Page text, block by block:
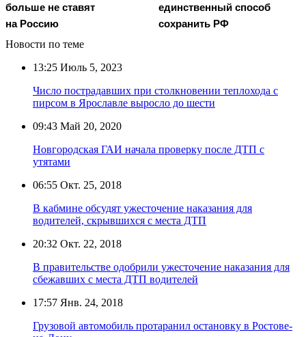
больше не ставят
на Россию
единственный способ
сохранить РФ
Новости по теме
13:25 Июль 5, 2023
Число пострадавших при столкновении теплохода с
пирсом в Ярославле выросло до шести
09:43 Май 20, 2020
Новгородская ГАИ начала проверку после ДТП с
утятами
06:55 Окт. 25, 2018
В кабмине обсудят ужесточение наказания для
водителей, скрывшихся с места ДТП
20:32 Окт. 22, 2018
В правительстве одобрили ужесточение наказания для
сбежавших с места ДТП водителей
17:57 Янв. 24, 2018
Грузовой автомобиль протаранил остановку в Ростове-